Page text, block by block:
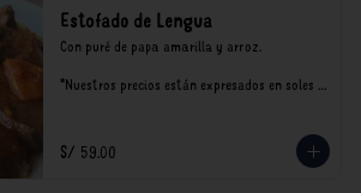
Estofado de Lengua
Con puré de papa amarilla y arroz.
*Nuestros precios están expresados en soles e
S/ 59.00